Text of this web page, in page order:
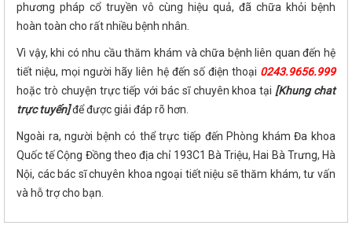
phương pháp cổ truyền vô cùng hiệu quả, đã chữa khỏi bệnh
hoàn toàn cho rất nhiều bệnh nhân.
Vì vậy, khi có nhu cầu thăm khám và chữa bệnh liên quan đến hệ
tiết niệu, mọi người hãy liên hệ đến số điện thoại 0243.9656.999
hoặc trò chuyện trực tiếp với bác sĩ chuyên khoa tại [Khung chat
trực tuyến]để được giải đáp rõ hơn.
Ngoài ra, người bệnh có thể trực tiếp đến Phòng khám Đa khoa
Quốc tế Cộng Đồng theo địa chỉ 193C1 Bà Triệu, Hai Bà Trưng, Hà
Nội, các bác sĩ chuyên khoa ngoại tiết niệu sẽ thăm khám, tư vấn
và hỗ trợ cho bạn.